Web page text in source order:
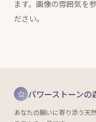
ます。画像の雰囲気を
ださい。
パワーストーンの
あなたの願いに寄り添う天